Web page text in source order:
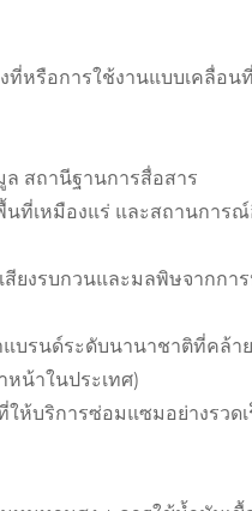
ที่หรือการใช้งานแบบเคลื่อนที่
ล สถานีฐานการสื่อสาร
นที่เหมืองแร่ และสถานการ
ยงรบกวนและมลพิษจากกา
แบรนด์ระดับนานาชาติที่คล้า
หน้าในประเทศ)
ห้บริการซ่อมแซมอย่างรวด